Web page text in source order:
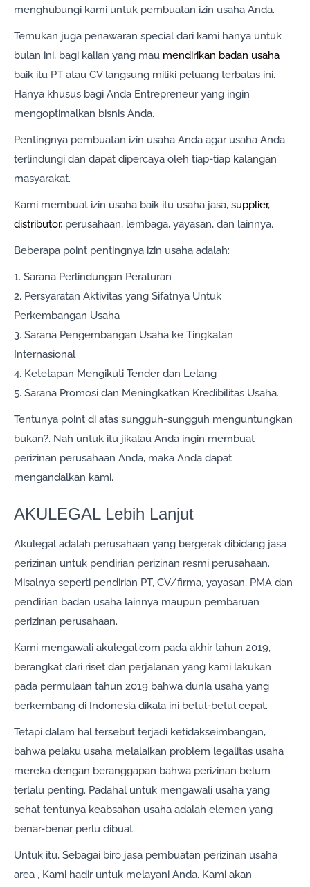
menghubungi kami untuk pembuatan izin usaha Anda.
Temukan juga penawaran special dari kami hanya untuk
bulan ini, bagi kalian yang mau mendirikan badan usaha
baik itu PT atau CV langsung miliki peluang terbatas ini.
Hanya khusus bagi Anda Entrepreneur yang ingin
mengoptimalkan bisnis Anda.
Pentingnya pembuatan izin usaha Anda agar usaha Anda
terlindungi dan dapat dipercaya oleh tiap-tiap kalangan
masyarakat.
Kami membuat izin usaha baik itu usaha jasa, supplier,
distributor, perusahaan, lembaga, yayasan, dan lainnya.
Beberapa point pentingnya izin usaha adalah:
1. Sarana Perlindungan Peraturan
2. Persyaratan Aktivitas yang Sifatnya Untuk
Perkembangan Usaha
3. Sarana Pengembangan Usaha ke Tingkatan
Internasional
4. Ketetapan Mengikuti Tender dan Lelang
5. Sarana Promosi dan Meningkatkan Kredibilitas Usaha.
Tentunya point di atas sungguh-sungguh menguntungkan
bukan?. Nah untuk itu jikalau Anda ingin membuat
perizinan perusahaan Anda, maka Anda dapat
mengandalkan kami.
AKULEGAL Lebih Lanjut
Akulegal adalah perusahaan yang bergerak dibidang jasa
perizinan untuk pendirian perizinan resmi perusahaan.
Misalnya seperti pendirian PT, CV/firma, yayasan, PMA dan
pendirian badan usaha lainnya maupun pembaruan
perizinan perusahaan.
Kami mengawali akulegal.com pada akhir tahun 2019,
berangkat dari riset dan perjalanan yang kami lakukan
pada permulaan tahun 2019 bahwa dunia usaha yang
berkembang di Indonesia dikala ini betul-betul cepat.
Tetapi dalam hal tersebut terjadi ketidakseimbangan,
bahwa pelaku usaha melalaikan problem legalitas usaha
mereka dengan beranggapan bahwa perizinan belum
terlalu penting. Padahal untuk mengawali usaha yang
sehat tentunya keabsahan usaha adalah elemen yang
benar-benar perlu dibuat.
Untuk itu, Sebagai biro jasa pembuatan perizinan usaha
area , Kami hadir untuk melayani Anda. Kami akan